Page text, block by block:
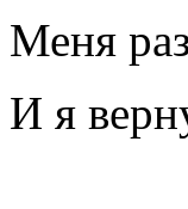
Меня
И я